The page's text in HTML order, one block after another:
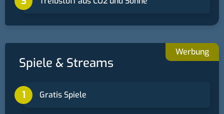
Spiele & Streams
Gratis Spiele